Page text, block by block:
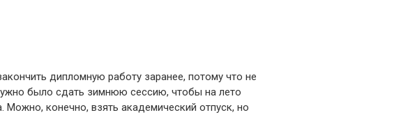
дипломную работу заранее, потому что не
было сдать зимнюю сессию, чтобы на лето
конечно, взять академический отпуск, но